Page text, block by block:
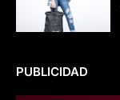
PUBLICIDAD